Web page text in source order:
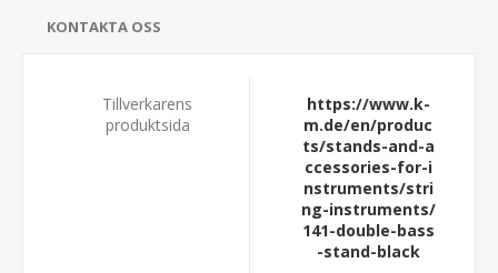
KONTAKTA OSS
Tillverkarens
produktsida
https://www.k-
m.de/en/produc
ts/stands-and-a
ccessories-for-i
nstruments/stri
ng-instruments/
141-double-bass
-stand-black